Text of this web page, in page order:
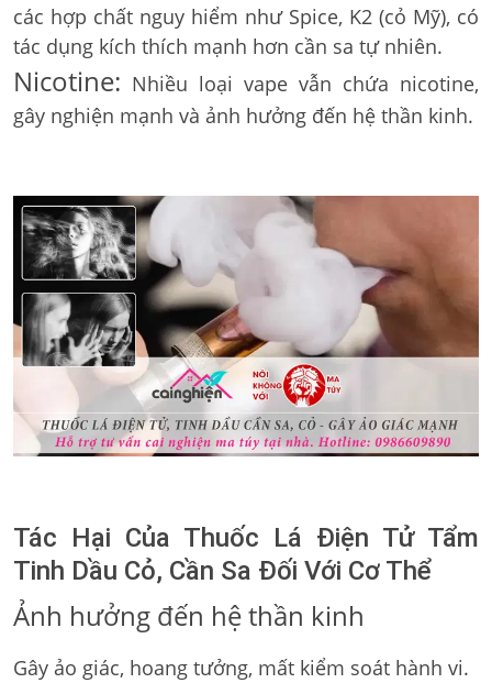
các hợp chất nguy hiểm như Spice, K2 (cỏ Mỹ), có
tác dụng kích thích mạnh hơn cần sa tự nhiên.
Nicotine: Nhiều loại vape vẫn chứa nicotine,
gây nghiện mạnh và ảnh hưởng đến hệ thần kinh.
Tác Hại Của Thuốc Lá Điện Tử Tẩm
Tinh Dầu Cỏ, Cần Sa Đối Với Cơ Thể
Ảnh hưởng đến hệ thần kinh
Gây ảo giác, hoang tưởng, mất kiểm soát hành vi.